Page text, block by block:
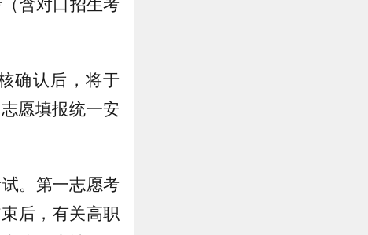
含对口招生考
确认后，将于
愿填报统一安
。第一志愿考
后，有关高职